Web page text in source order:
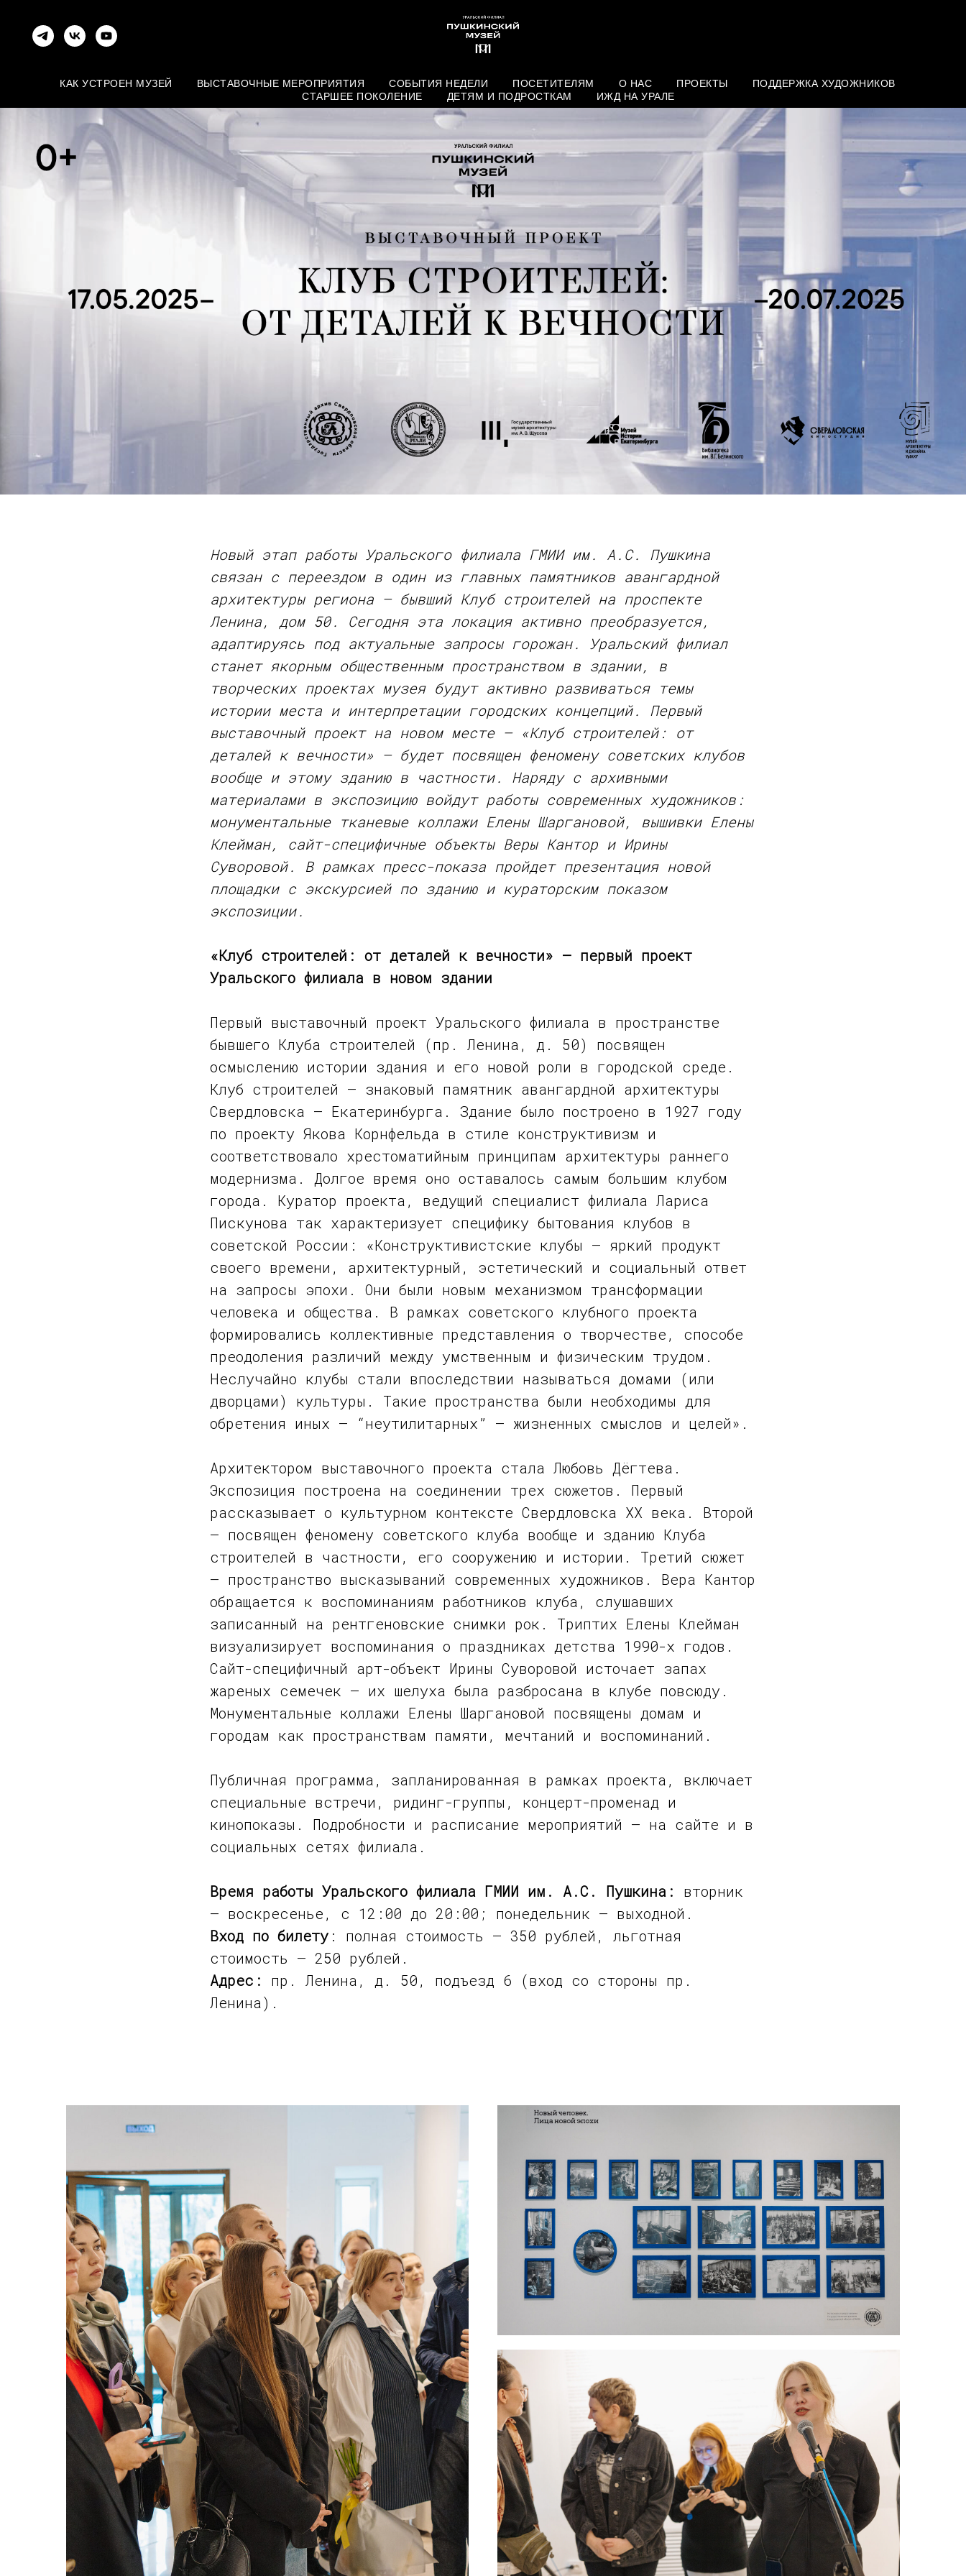
КАК УСТРОЕН МУЗЕЙ ВЫСТАВОЧНЫЕ МЕРОПРИЯТИЯ СОБЫТИЯ НЕДЕЛИ ПОСЕТИТЕЛЯМ О НАС ПРОЕКТЫ
ПОДДЕРЖКА ХУДОЖНИКОВ
СТАРШЕЕ ПОКОЛЕНИЕ
ДЕТЯМ И ПОДРОСТКАМ ИЖД НА УРАЛЕ
Новый этап работы Уральского филиала ГМИИ им. А.С. Пушкина
связан с переездом в один из главных памятников авангардной
архитектуры региона — бывший Клуб строителей на проспекте
Ленина, дом 50. Сегодня эта локация активно преобразуется,
адаптируясь под актуальные запросы горожан. Уральский филиал
станет якорным общественным пространством в здании, в
творческих проектах музея будут активно развиваться темы
истории места и интерпретации городских концепций. Первый
выставочный проект на новом месте — «Клуб строителей: от
деталей к вечности» — будет посвящен феномену советских клубов
вообще и этому зданию в частности. Наряду с архивными
материалами в экспозицию войдут работы современных художников:
монументальные тканевые коллажи Елены Шаргановой, вышивки Елены
Клейман, сайт-специфичные объекты Веры Кантор и Ирины
Суворовой. В рамках пресс-показа пройдет презентация новой
площадки с экскурсией по зданию и кураторским показом
экспозиции.
«Клуб строителей: от деталей к вечности» — первый проект
Уральского филиала в новом здании
Первый выставочный проект Уральского филиала в пространстве
бывшего Клуба строителей (пр. Ленина, д. 50) посвящен
осмыслению истории здания и его новой роли в городской среде.
Клуб строителей — знаковый памятник авангардной архитектуры
Свердловска — Екатеринбурга. Здание было построено в 1927 году
по проекту Якова Корнфельда в стиле конструктивизм и
соответствовало хрестоматийным принципам архитектуры раннего
модернизма. Долгое время оно оставалось самым большим клубом
города. Куратор проекта, ведущий специалист филиала Лариса
Пискунова так характеризует специфику бытования клубов в
советской России: «Конструктивистские клубы — яркий продукт
своего времени, архитектурный, эстетический и социальный ответ
на запросы эпохи. Они были новым механизмом трансформации
человека и общества. В рамках советского клубного проекта
формировались коллективные представления о творчестве, способе
преодоления различий между умственным и физическим трудом.
Неслучайно клубы стали впоследствии называться домами (или
дворцами) культуры. Такие пространства были необходимы для
обретения иных – “неутилитарных” — жизненных смыслов и целей».
Архитектором выставочного проекта стала Любовь Дёгтева.
Экспозиция построена на соединении трех сюжетов. Первый
рассказывает о культурном контексте Свердловска XX века. Второй
— посвящен феномену советского клуба вообще и зданию Клуба
строителей в частности, его сооружению и истории. Третий сюжет
— пространство высказываний современных художников. Вера Кантор
обращается к воспоминаниям работников клуба, слушавших
записанный на рентгеновские снимки рок. Триптих Елены Клейман
визуализирует воспоминания о праздниках детства 1990-х годов.
Сайт-специфичный арт-объект Ирины Суворовой источает запах
жареных семечек — их шелуха была разбросана в клубе повсюду.
Монументальные коллажи Елены Шаргановой посвящены домам и
городам как пространствам памяти, мечтаний и воспоминаний.
Публичная программа, запланированная в рамках проекта, включает
специальные встречи, ридинг-группы, концерт-променад и
кинопоказы. Подробности и расписание мероприятий – на сайте и в
социальных сетях филиала.
Время работы Уральского филиала ГМИИ им. А.С. Пушкина:
вторник
— воскресенье, с 12:00 до 20:00; понедельник — выходной.
Вход по билету : полная стоимость — 350 рублей, льготная
стоимость — 250 рублей.
Адрес:
пр. Ленина, д. 50, подъезд 6 (вход со стороны пр.
Ленина).